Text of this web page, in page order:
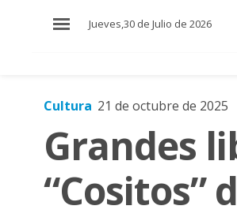
Jueves,30 de Julio de 2026
Mundo
Cultura 21 de octubre de 2025
Grandes
“Cositos”